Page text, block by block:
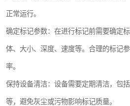
正常运行。
确定标记参数：在进行标记前需要确定
体、大小、深度、速度等。合理的标记
率。
保持设备清洁：设备需要定期清洁，包
等，避免灰尘或污物影响标记质量。